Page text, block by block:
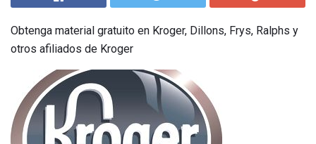
Obtenga material gratuito en Kroger, Dillons, Frys, Ralphs y
otros afiliados de Kroger